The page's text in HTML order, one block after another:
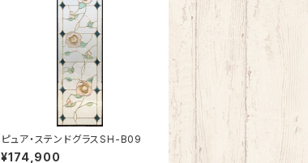
ピュア・ステンドグラスSH-B09
¥174,900